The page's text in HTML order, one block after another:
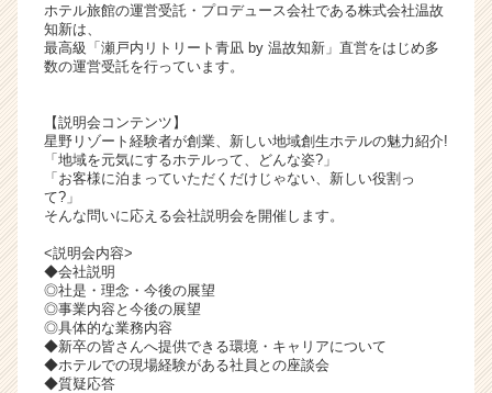
チ
ア
キ
ア
（C
h
e
e
a
r
e
e
ホテル旅館の運営受託・プロデュース会社である株式会社温故
知新は、
最高級「瀬戸内リトリート青凪 by 温故知新」直営をはじめ多
数の運営受託を行っています。
【説明会コンテンツ】
星野リゾート経験者が創業、新しい地域創生ホテルの魅力紹介!
「地域を元気にするホテルって、どんな姿?」
「お客様に泊まっていただくだけじゃない、新しい役割っ
て?」
そんな問いに応える会社説明会を開催します。
<説明会内容>
◆会社説明
◎社是・理念・今後の展望
◎事業内容と今後の展望
◎具体的な業務内容
◆新卒の皆さんへ提供できる環境・キャリアについて
◆ホテルでの現場経験がある社員との座談会
◆質疑応答